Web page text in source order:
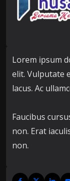
Lorem ipsum
elit. Vulputate
lacus. Ac
Faucibus
non. Erat
non.